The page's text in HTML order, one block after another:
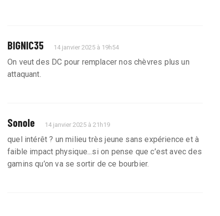
BIGNIC35 14 janvier 2025 à 19h54
On veut des DC pour remplacer nos chèvres plus un
attaquant.
Sonole 14 janvier 2025 à 21h19
quel intérêt ? un milieu très jeune sans expérience et à
faible impact physique...si on pense que c’est avec des
gamins qu’on va se sortir de ce bourbier.